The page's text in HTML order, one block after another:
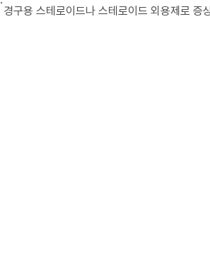
용 스테로이드나 스테로이드 외용제로 증